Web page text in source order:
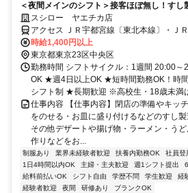
＜夜間メインのシフト＞接客ほぼ無し！すし
ツ働ける
スシロー ヤエチカ店
アクセス ＪＲ宇都宮線〔東北本線〕・Ｊ
洲南口徒歩約2分、ＪＲ上越新幹線 東京八
東海道新幹線 東京八重洲南口徒歩約2分
時給1,400円以上
東京都東京23区中央区
勤務時間 シフトサイクル：1週間 20:00
OK ★週4日以上OK ★短時間勤務OK！時
シフト制 ★長期歓迎 ※高校生・18歳未満
仕事内容 【仕事内容】閉店の準備やキッ
をのせる・お皿に盛り付けるなどのすし
その他デザートや揚げ物・ラーメン・う
作りなどをお...
制服あり 業界未経験者歓迎 扶養内勤務OK 社員登
1日4時間以内OK
主婦・主夫歓迎 週1シフト提出
給料前払いOK
シフト自由 学歴不問 学生歓迎 経
経験者歓迎
夜間 研修あり ブランクOK